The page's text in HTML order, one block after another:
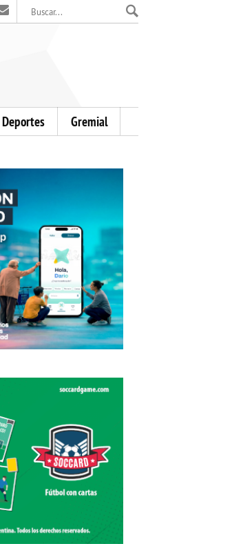
Deportes Gremial